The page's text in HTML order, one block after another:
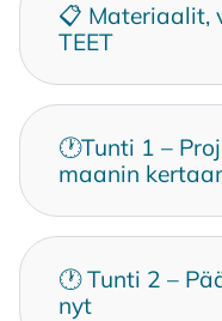
📋 Ma­te­ri­aa­lit,
TEET
🕐Tun­ti 1 –
maa­nin
🕐 Tun­ti 2 –
nyt